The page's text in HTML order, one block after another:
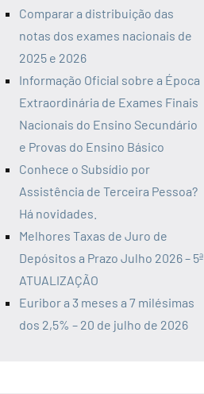
Comparar a distribuição das
notas dos exames nacionais de
2025 e 2026
Informação Oficial sobre a Época
Extraordinária de Exames Finais
Nacionais do Ensino Secundário
e Provas do Ensino Básico
Conhece o Subsídio por
Assistência de Terceira Pessoa?
Há novidades.
Melhores Taxas de Juro de
Depósitos a Prazo Julho 2026 – 5ª
ATUALIZAÇÃO
Euribor a 3 meses a 7 milésimas
dos 2,5% – 20 de julho de 2026